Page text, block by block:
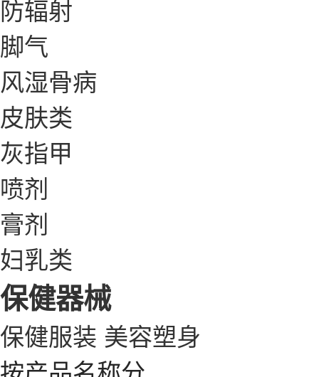
防辐射
脚气
风湿骨病
皮肤类
灰指甲
喷剂
膏剂
妇乳类
保健器械
保健服装 美容塑身